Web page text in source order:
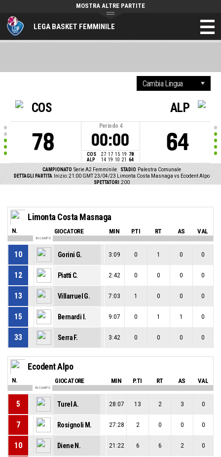
LEGA BASKET FEMMINILE
MOSTRA ALTRE PARTITE
COS
78
Periodo 4
00:00
COS 27 17 15 19 78
ALP
14 19 10 21 64
ALP
64
CAMPIONATO Serie A2 Femminile STADIO Palestra Comunale
DETTAGLI PARTITA
Inizio: 21:00 GMT 23/04/23
Limonta Costa Masnaga vs Ecodent Alpo
SPETTATORI
200
Limonta Costa Masnaga
N. GIOCATORE MIN P.TI RT AS VAL
IN CAMPO
10 Gorini G. 3:09 0 1 0 0
12 Piatti C. 2:42 0 0 0 0
13 Villarruel G. 7:03 1 0 0 0
15 Bernardi I. 9:07 0 1 1 0
33 Serra F. 3:42 0 0 0 0
Ecodent Alpo
N. GIOCATORE MIN P.TI RT AS VAL
IN CAMPO
5 Turel A. 28:07 13 2 3 0
7 Rosignoli M. 27:28 2 0 0 0
10 Diene N. 21:22 6 6 2 0